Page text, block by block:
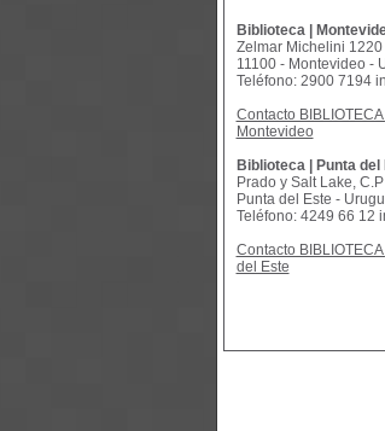
Biblioteca |
Zelmar Michelini 1220
11100 - Montevideo -
Teléfono: 2900 7194
Contacto BIBLIOTECA |
Montevideo
Biblioteca | Punta del
Prado y Salt Lake,
Punta del Este -
Teléfono: 4249 66 12
Contacto
del Este